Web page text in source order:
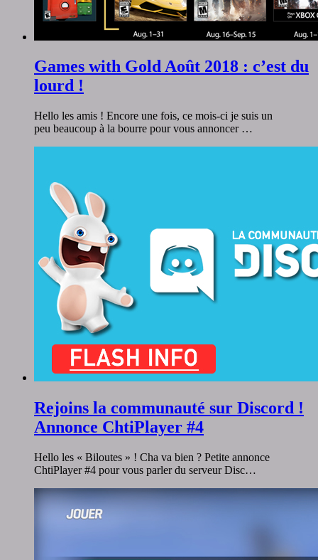
Games with Gold Août 2018 : c’est du
lourd !
Hello les amis ! Encore une fois, ce mois-ci je suis un
peu beaucoup à la bourre pour vous annoncer …
Rejoins la communauté sur Discord !
Annonce ChtiPlayer #4
Hello les « Biloutes » ! Cha va bien ? Petite annonce
ChtiPlayer #4 pour vous parler du serveur Disc…